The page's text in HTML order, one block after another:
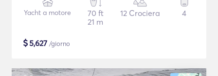
Yacht a motore
70 ft
21 m
12 Crociera 4
$5,627 /giorno